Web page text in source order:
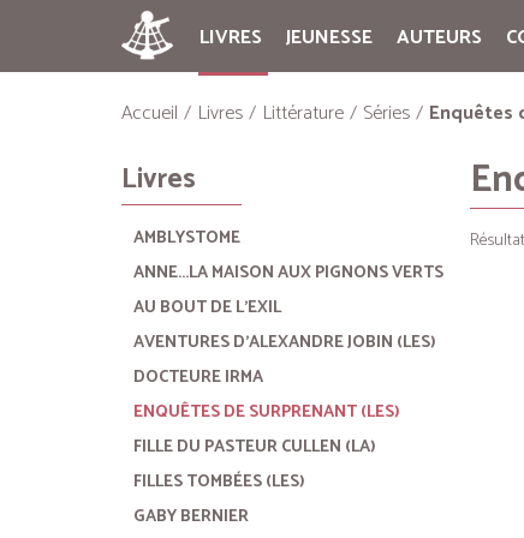
LIVRES JEUNESSE AUTEURS
Accueil Livres Littérature Séries Enquêtes
Livres
AMBLYSTOME
ANNE...LA MAISON AUX PIGNONS VERTS
AU BOUT DE L'EXIL
AVENTURES D'ALEXANDRE JOBIN (LES)
DOCTEURE IRMA
ENQUÊTES DE SURPRENANT (LES)
FILLE DU PASTEUR CULLEN (LA)
FILLES TOMBÉES (LES)
GABY BERNIER